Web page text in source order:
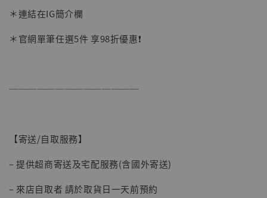
＊連結在IG簡介欄
＊官網單筆任選5件 享98折優惠❗️
──────────────
【寄送/自取服務】
– 提供超商寄送及宅配服務(含國外寄送)
– 來店自取者 請於取貨日一天前預約